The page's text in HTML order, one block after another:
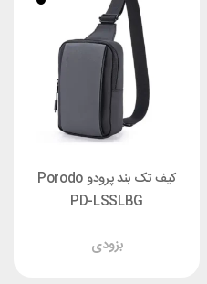
کیف تک بند پرودو Porodo
PD-LSSLBG
بزودی